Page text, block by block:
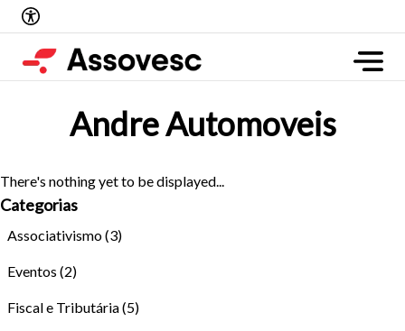
Andre Automoveis
There's nothing yet to be displayed...
Categorias
Associativismo(3)
Eventos (2)
Fiscal e Tributária(5)